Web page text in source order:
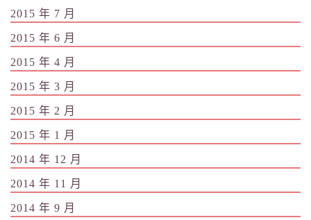
2015 年 7 月
2015 年 6 月
2015 年 4 月
2015 年 3 月
2015 年 2 月
2015 年 1 月
2014 年 12 月
2014 年 11 月
2014 年 9 月